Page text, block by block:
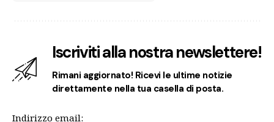
Iscriviti alla nostra newslettere!
Rimani aggiornato! Ricevi le ultime notizie
direttamente nella tua casella di posta.
Indirizzo email: